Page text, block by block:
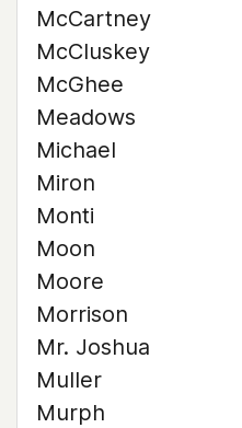
McCartney
McCluskey
McGhee
Meadows
Michael
Miron
Monti
Moon
Moore
Morrison
Mr. Joshua
Muller
Murph